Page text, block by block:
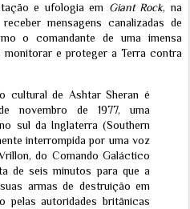
e ufologia em Giant Rock, na
mensagens canalizadas de
o comandante de uma imensa
monitorar e proteger a Terra contra
cultural de Ashtar Sheran é
novembro de 1977, uma
sul da Inglaterra (Southern
interrompida por uma voz
do Comando Galáctico
de seis minutos para que a
armas de destruição em
pelas autoridades britânicas